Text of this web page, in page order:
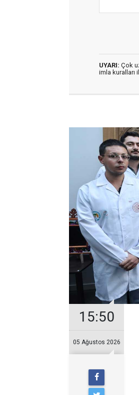
UYARI: Çok
imla kuralları
15:50
05 Ağustos 2026